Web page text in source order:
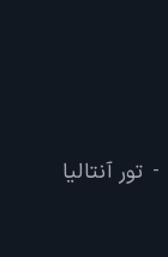
- تور آنتالیا